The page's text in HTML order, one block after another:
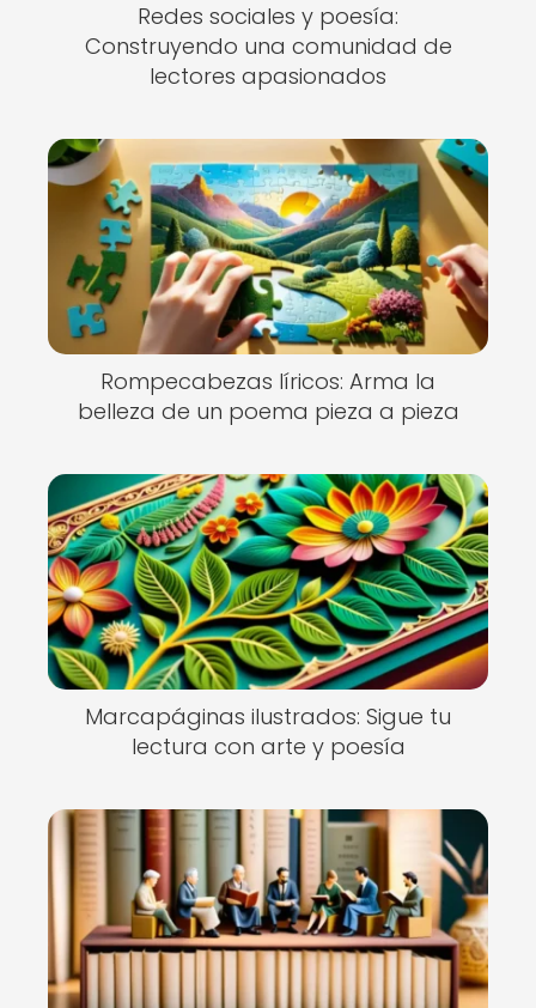
Redes sociales y poesía:
Construyendo una comunidad de
lectores apasionados
Rompecabezas líricos: Arma la
belleza de un poema pieza a pieza
Marcapáginas ilustrados: Sigue tu
lectura con arte y poesía